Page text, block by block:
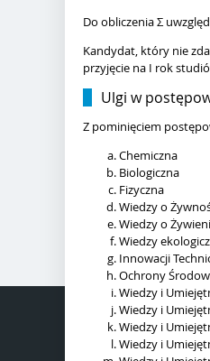
Do obliczenia Σ
Kandydat, który nie
przyjęcie na I rok
Ulgi w
Z pominięciem
Chemiczna
Biologiczna
Fizyczna
Wiedzy o
Wiedzy o
Wiedzy
Innowacji
Ochrony
Wiedzy i
Wiedzy i
Wiedzy i
Wiedzy i